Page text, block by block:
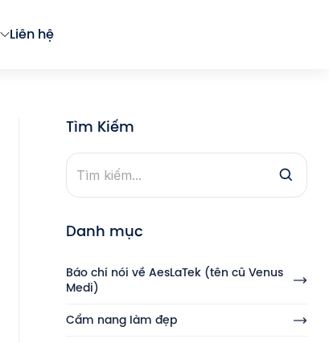
Liên hệ
Tìm Kiếm
Danh mục
Báo chí nói về AesLaTek (tên cũ Venus
Medi)
Cẩm nang làm đẹp